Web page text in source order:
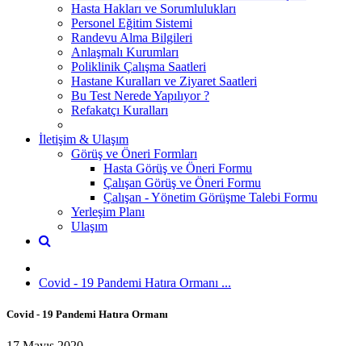
Hasta Hakları ve Sorumlulukları
Personel Eğitim Sistemi
Randevu Alma Bilgileri
Anlaşmalı Kurumları
Poliklinik Çalışma Saatleri
Hastane Kuralları ve Ziyaret Saatleri
Bu Test Nerede Yapılıyor ?
Refakatçı Kuralları
İletişim & Ulaşım
Görüş ve Öneri Formları
Hasta Görüş ve Öneri Formu
Çalışan Görüş ve Öneri Formu
Çalışan - Yönetim Görüşme Talebi Formu
Yerleşim Planı
Ulaşım
Covid - 19 Pandemi Hatıra Ormanı ...
Covid - 19 Pandemi Hatıra Ormanı